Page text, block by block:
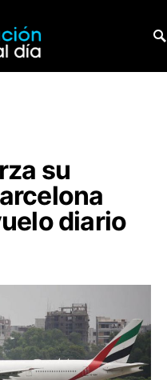
su
diario